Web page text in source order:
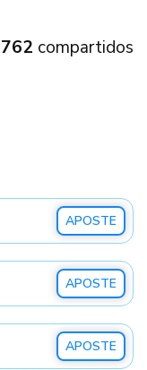
compartidos
APOSTE
APOSTE
APOSTE